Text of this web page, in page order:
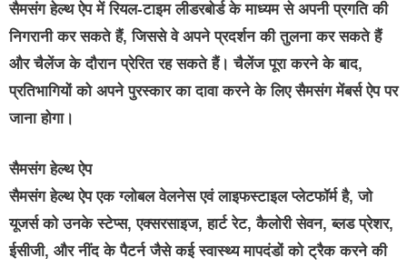
सैमसंग हेल्थ ऐप में रियल-टाइम लीडरबोर्ड के माध्यम से अपनी प्रगति की
निगरानी कर सकते हैं, जिससे वे अपने प्रदर्शन की तुलना कर सकते हैं
और चैलेंज के दौरान प्रेरित रह सकते हैं। चैलेंज पूरा करने के बाद,
प्रतिभागियों को अपने पुरस्कार का दावा करने के लिए सैमसंग मेंबर्स ऐप पर
जाना होगा।
सैमसंग हेल्थ ऐप
सैमसंग हेल्थ ऐप एक ग्‍लोबल वेलनेस एवं लाइफस्‍टाइल प्‍लेटफॉर्म है, जो
यूजर्स को उनके स्‍टेप्‍स, एक्‍सरसाइज, हार्ट रेट, कैलोरी सेवन, ब्‍लड प्रेशर,
ईसीजी, और नींद के पैटर्न जैसे कई स्वास्थ्य मापदंडों को ट्रैक करने की